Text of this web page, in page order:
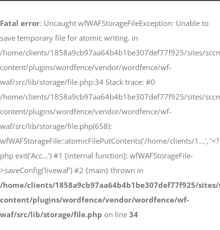
Fatal error: Uncaught wfWAFStorageFileException: Unable to
save temporary file for atomic writing. in
/home/clients/1858a9cb97aa64b4b1be307def77f925/sites/
content/plugins/wordfence/vendor/wordfence/wf-
waf/src/lib/storage/file.php:34 Stack trace: #0
/home/clients/1858a9cb97aa64b4b1be307def77f925/sites/
content/plugins/wordfence/vendor/wordfence/wf-
waf/src/lib/storage/file.php(658):
wfWAFStorageFile::atomicFilePutContents('/home/clients/1...', '<?
php exit('Acc...') #1 [internal function]: wfWAFStorageFile-
>saveConfig('livewaf') #2 {main} thrown in
/home/clients/1858a9cb97aa64b4b1be307def77f925/
content/plugins/wordfence/vendor/wordfence/wf-
waf/src/lib/storage/file.php on line 34